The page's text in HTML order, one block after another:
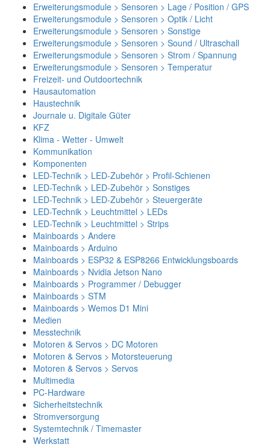
Erweiterungsmodule > Sensoren > Lage / Position / GPS
Erweiterungsmodule > Sensoren > Optik / Licht
Erweiterungsmodule > Sensoren > Sonstige
Erweiterungsmodule > Sensoren > Sound / Ultraschall
Erweiterungsmodule > Sensoren > Strom / Spannung
Erweiterungsmodule > Sensoren > Temperatur
Freizeit- und Outdoortechnik
Hausautomation
Haustechnik
Journale u. Digitale Güter
KFZ
Klima - Wetter - Umwelt
Kommunikation
Komponenten
LED-Technik > LED-Zubehör > Profil-Schienen
LED-Technik > LED-Zubehör > Sonstiges
LED-Technik > LED-Zubehör > Steuergeräte
LED-Technik > Leuchtmittel > LEDs
LED-Technik > Leuchtmittel > Strips
Mainboards > Andere
Mainboards > Arduino
Mainboards > ESP32 & ESP8266 Entwicklungsboards
Mainboards > Nvidia Jetson Nano
Mainboards > Programmer / Debugger
Mainboards > STM
Mainboards > Wemos D1 Mini
Medien
Messtechnik
Motoren & Servos > DC Motoren
Motoren & Servos > Motorsteuerung
Motoren & Servos > Servos
Multimedia
PC-Hardware
Sicherheitstechnik
Stromversorgung
Systemtechnik / Timemaster
Werkstatt